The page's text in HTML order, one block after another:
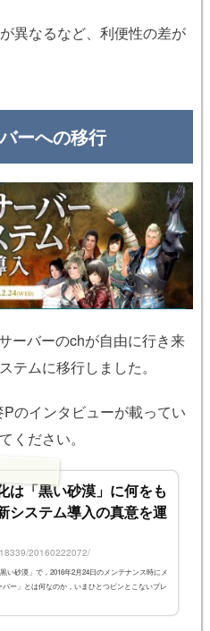
異なるなど、利便性の差が
ーへの移行
ーバーのchが自由に行き来
テムに移行しました。
のインタビューが載ってい
ください。
は「黒い砂漠」に何をも
システム導入の真意を運
20160222072/
砂漠」で，2016年2月24日のメンテナンス時にメ
ー」とは何なのか，いまひとつピンとこないプレ
バー導入の経緯や目的，そして移行にあたっての
氏に直接聞いてみた。